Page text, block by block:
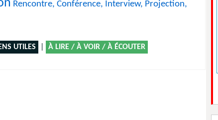
Rencontre, Conférence, Interview, Projection,
UTILES À LIRE / À VOIR / À ÉCOUTER